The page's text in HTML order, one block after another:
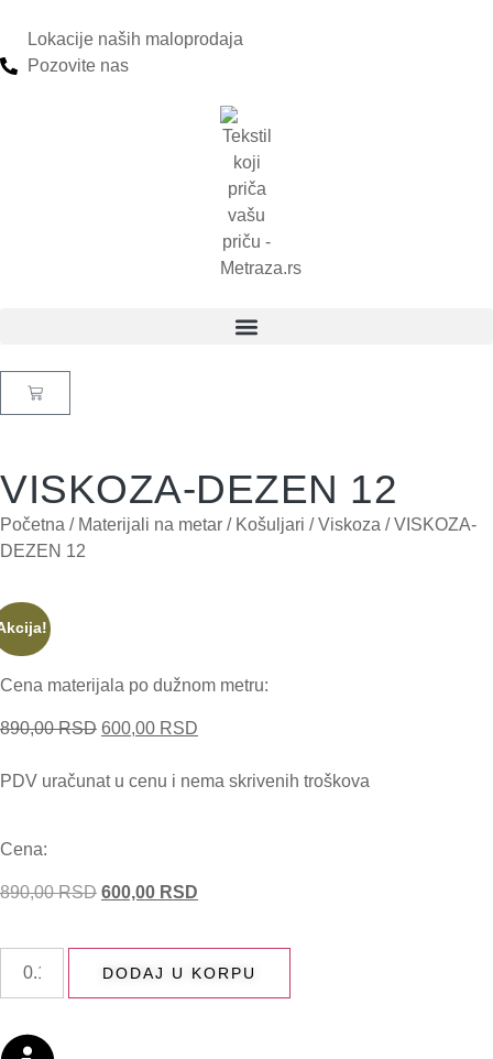
Lokacije naših maloprodaja
Pozovite nas
VISKOZA-DEZEN 12
Početna / Materijali na metar / Košuljari /Viskoza / VISKOZA-
DEZEN 12
Cena materijala po dužnom metru:
890,00RSD 600,00 RSD
PDV uračunat u cenu i nema skrivenih troškova
Cena:
890,00RSD 600,00 RSD
DODAJ U KORPU